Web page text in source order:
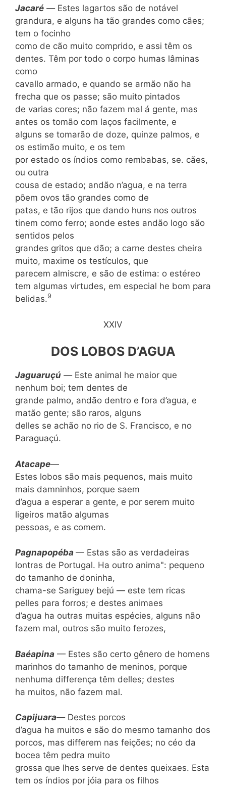
Jacaré —Estes lagartos são de notável
grandura, e alguns ha tão grandes como cães;
tem o focinho
como de cão muito comprido, e assi têm os
dentes. Têm por todo o corpo humas lâminas
como
cavallo armado, e quando se armão não ha
frecha que os passe; são muito pintados
de varias cores; não fazem mal á gente, mas
antes os tomão com laços facilmente, e
alguns se tomarão de doze, quinze palmos, e
os estimão muito, e os tem
por estado os índios como rembabas, se. cães,
ou outra
cousa de estado; andão n’agua, e na terra
põem ovos tão grandes como de
patas, e tão rijos que dando huns nos outros
tinem como ferro; aonde estes andão logo são
sentidos pelos
grandes gritos que dão; a carne destes cheira
muito, maxime os testículos, que
parecem almiscre, e são de estima: o estéreo
tem algumas virtudes, em especial he bom para
belidas.9
XXIV
DOS LOBOS D’AGUA
Jaguaruçú —Este animal he maior que
nenhum boi; tem dentes de
grande pal­mo, andão dentro e fora d’agua, e
matão gente; são raros, alguns
delles se achão no rio de S. Francisco, e no
Paraguaçú.
Atacape—
Estes lobos são mais pequenos, mais muito
mais damninhos, porque saem
d’agua a esperar a gente, e por serem muito
ligeiros matão algumas
pessoas, e as comem.
Pagnapopéba — Estas são as verdadeiras
lontras de Portugal. Ha outro anima": pequeno
do tamanho de doninha,
chama-se Sariguey bejú — este tem ricas
pelles pa­ra forros; e destes animaes
d’agua ha outras muitas espécies, alguns não
fazem mal, outros são muito ferozes,
Baéapina — Estes são certo gênero de homens
marinhos do tamanho de meni­nos, porque
nenhuma differença têm delles; destes
ha muitos, não fazem mal.
Capijuara—Destes porcos
d’agua ha muitos e são do mesmo tamanho dos
por­cos, mas differem nas feições; no céo da
bocea têm pedra muito
grossa que lhes serve de dentes queixaes. Esta
tem os índios por jóia para os filhos